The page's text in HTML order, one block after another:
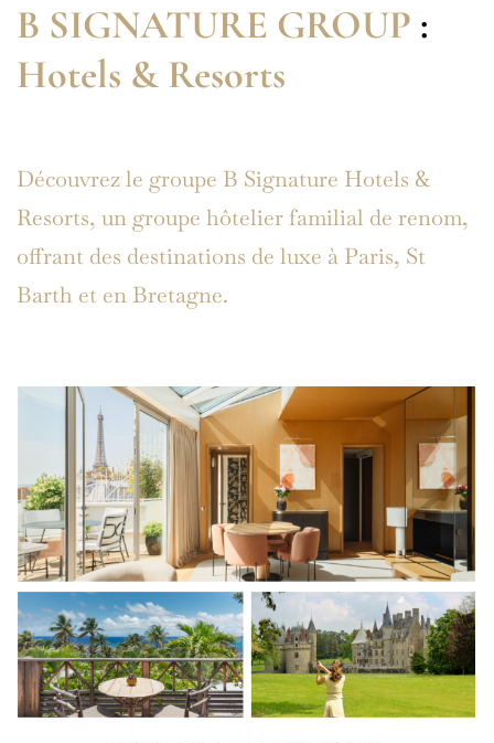
B SIGNATURE GROUP :
Hotels & Resorts
Découvrez le groupe B Signature Hotels &
Resorts, un groupe hôtelier familial de renom,
offrant des destinations de luxe à Paris, St
Barth et en Bretagne.